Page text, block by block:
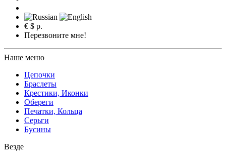
€ $ р.
Перезвоните мне!
Наше меню
Цепочки
Браслеты
Крестики, Иконки
Обереги
Печатки, Кольца
Серьги
Бусины
Везде